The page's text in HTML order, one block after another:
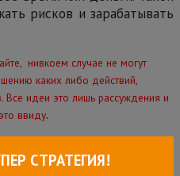
рисков и зарабатывать
нивкоем случае не могут
каких либо действий,
Все идеи это лишь рассуждения и
ввиду.
СТРАТЕГИЯ!